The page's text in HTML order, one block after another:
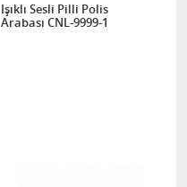
Işıklı Sesli Pilli Polis
Arabası CNL-9999-1